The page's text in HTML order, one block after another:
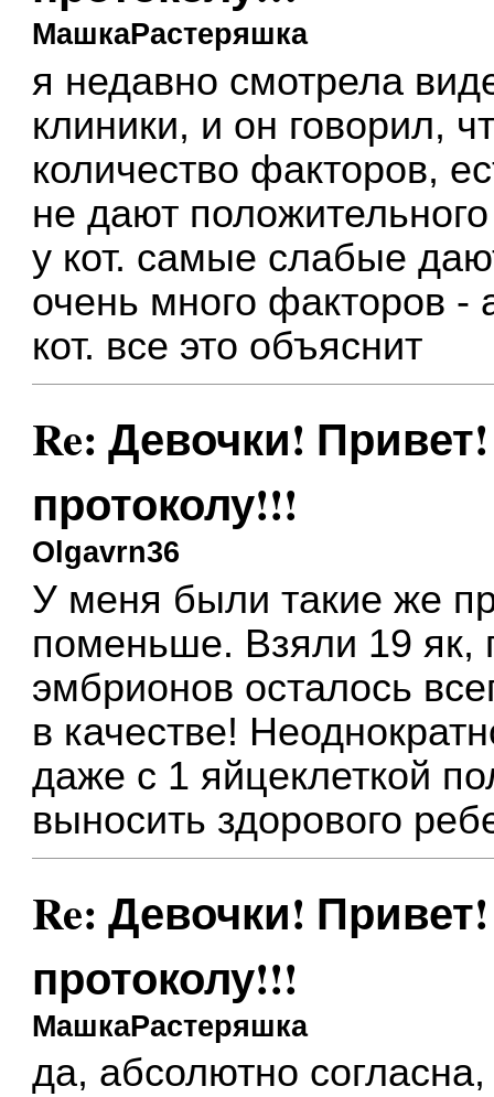
МашкаРастеряшка
я недавно смотрела
клиники, и он говорил,
количество факторов,
не дают
у кот. самые слабые
очень много факторов -
кот. все это объяснит
Re: Девочки!
протоколу!!!
Olgavrn36
У меня были такие же
поменьше. Взяли 19 як,
эмбрионов осталось
в качестве!
даже с 1 яйцеклеткой
выносить здорового
Re: Девочки!
протоколу!!!
МашкаРастеряшка
да, абсолютно